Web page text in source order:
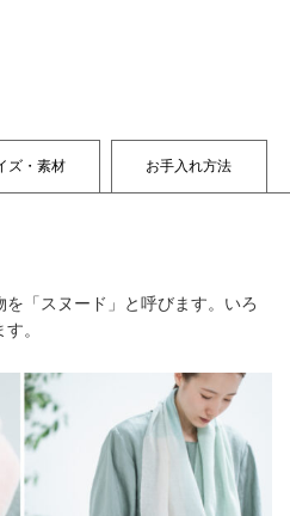
ズ・素材 お手入れ方法
「スヌード」と呼びます。いろ
。